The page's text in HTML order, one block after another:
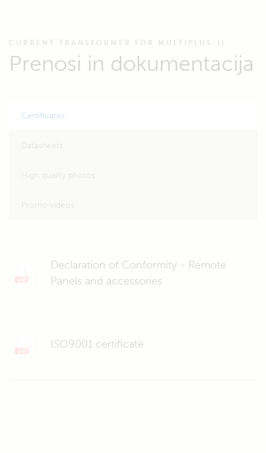
CURRENT TRANSFORMER FOR MULTIPLUS-II
Prenosi in dokumentacija
Certificates
Declaration of Conformity - Remote
Panels and accessories
ISO9001 certificate